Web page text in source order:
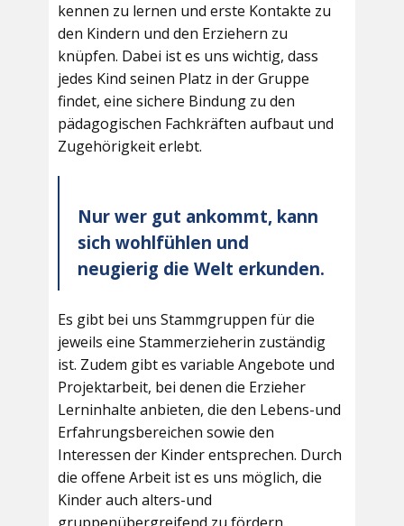
kennen zu lernen und erste Kontakte zu
den Kindern und den Erziehern zu
knüpfen. Dabei ist es uns wichtig, dass
jedes Kind seinen Platz in der Gruppe
findet, eine sichere Bindung zu den
pädagogischen Fachkräften aufbaut und
Zugehörigkeit erlebt.
Nur wer gut ankommt, kann
sich wohlfühlen und
neugierig die Welt erkunden.
Es gibt bei uns Stammgruppen für die
jeweils eine Stammerzieherin zuständig
ist. Zudem gibt es variable Angebote und
Projektarbeit, bei denen die Erzieher
Lerninhalte anbieten, die den Lebens-und
Erfahrungsbereichen sowie den
Interessen der Kinder entsprechen. Durch
die offene Arbeit ist es uns möglich, die
Kinder auch alters-und